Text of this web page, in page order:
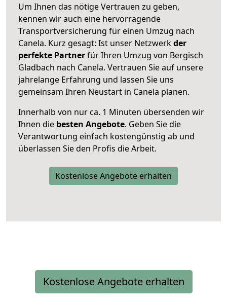
Um Ihnen das nötige Vertrauen zu geben,
kennen wir auch eine hervorragende
Transportversicherung für einen Umzug nach
Canela. Kurz gesagt: Ist unser Netzwerkder
perfekte Partnerfür Ihren Umzug von Bergisch
Gladbach nach Canela. Vertrauen Sie auf unsere
jahrelange Erfahrung und lassen Sie uns
gemeinsam Ihren Neustart in Canela planen.
Innerhalb von nur ca. 1 Minuten übersenden wir
Ihnen die besten Angebote. Geben Sie die
Verantwortung einfach kostengünstig ab und
überlassen Sie den Profis die Arbeit.
Kostenlose Angebote erhalten
Kostenlose Angebote erhalten